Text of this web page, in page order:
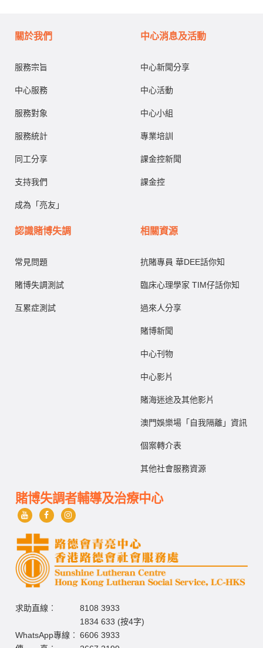
關於我們
服務宗旨
中心服務
服務對象
服務統計
同工分享
支持我們
成為「亮友」
中心消息及活動
中心新聞分享
中心活動
中心小組
專業培訓
課金控新聞
課金控
認識賭博失調
常見問題
賭博失調測試
互累症測試
相關資源
抗賭專員 華DEE話你知
臨床心理學家 TIM仔話你知
過來人分享
賭博新聞
中心刊物
中心影片
賭海迷途及其他影片
澳門娛樂場「自我隔離」資訊
個案轉介表
其他社會服務資源
賭博失調者輔導及治療中心
求助直線︰
8108 3933
1834 633 (按4字)
WhatsApp專線︰ 6606 3933